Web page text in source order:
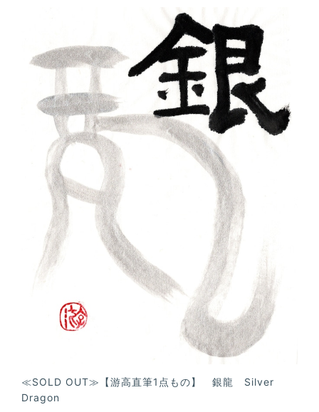
≪SOLD OUT≫【游高直筆1点もの】 銀龍 Silver
Dragon